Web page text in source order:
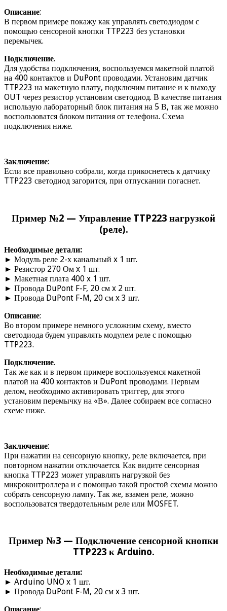
Описание:
В первом примере покажу как управлять светодиодом с
помощью сенсорной кнопки TTP223 без установки
перемычек.
Подключение.
Для удобства подключения, воспользуемся макетной платой
на 400 контактов и DuPont проводами. Установим датчик
TTP223 на макетную плату, подключим питание и к выходу
OUT через резистор установим светодиод. В качестве питания
использую лабораторный блок питания на 5 В, так же можно
воспользоватся блоком питания от телефона. Схема
подключения ниже.
Заключение:
Если все правильно собрали, когда прикоснетесь к датчику
TTP223 светодиод загорится, при отпускании погаснет.
Пример №2 — Управление TTP223 нагрузкой
(реле).
Необходимые детали:
► Модуль реле 2-х канальный x 1 шт.
► Резистор 270 Ом x 1 шт.
► Макетная плата 400 x 1 шт.
► Провода DuPont F-F, 20 см x 2 шт.
► Провода DuPont F-M, 20 см x 3 шт.
Описание:
Во втором примере немного усложним схему, вместо
светодиода будем управлять модулем реле с помощью
TTP223.
Подключение.
Так же как и в первом примере воспользуемся макетной
платой на 400 контактов и DuPont проводами. Первым
делом, необходимо активировать триггер, для этого
установим перемычку на «В». Далее собираем все согласно
схеме ниже.
Заключение:
При нажатии на сенсорную кнопку, реле включается, при
повторном нажатии отключается. Как видите сенсорная
кнопка TTP223 может управлять нагрузкой без
микроконтроллера и с помощью такой простой схемы можно
собрать сенсорную лампу. Так же, взамен реле, можно
воспользоватся твердотельным реле или MOSFET.
Пример №3 — Подключение сенсорной кнопки
TTP223 к Arduino.
Необходимые детали:
► Arduino UNO x 1 шт.
► Провода DuPont F-M, 20 см x 3 шт.